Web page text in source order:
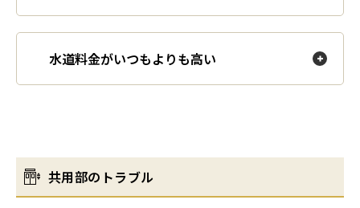
水道料金がいつもよりも高い
共用部のトラブル